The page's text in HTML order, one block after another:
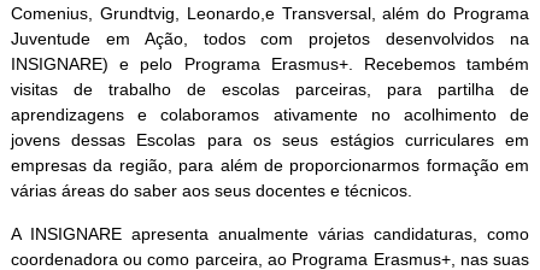
Comenius, Grundtvig, Leonardo,e Transversal, além do Programa
Juventude em Ação, todos com projetos desenvolvidos na
INSIGNARE) e pelo Programa Erasmus+. Recebemos também
visitas de trabalho de escolas parceiras, para partilha de
aprendizagens e colaboramos ativamente no acolhimento de
jovens dessas Escolas para os seus estágios curriculares em
empresas da região, para além de proporcionarmos formação em
várias áreas do saber aos seus docentes e técnicos.
A INSIGNARE apresenta anualmente várias candidaturas, como
coordenadora ou como parceira, ao Programa Erasmus+, nas suas